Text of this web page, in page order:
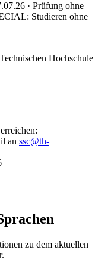
· Prüfung ohne
Studieren ohne
an ssc@th-
zu dem aktuellen